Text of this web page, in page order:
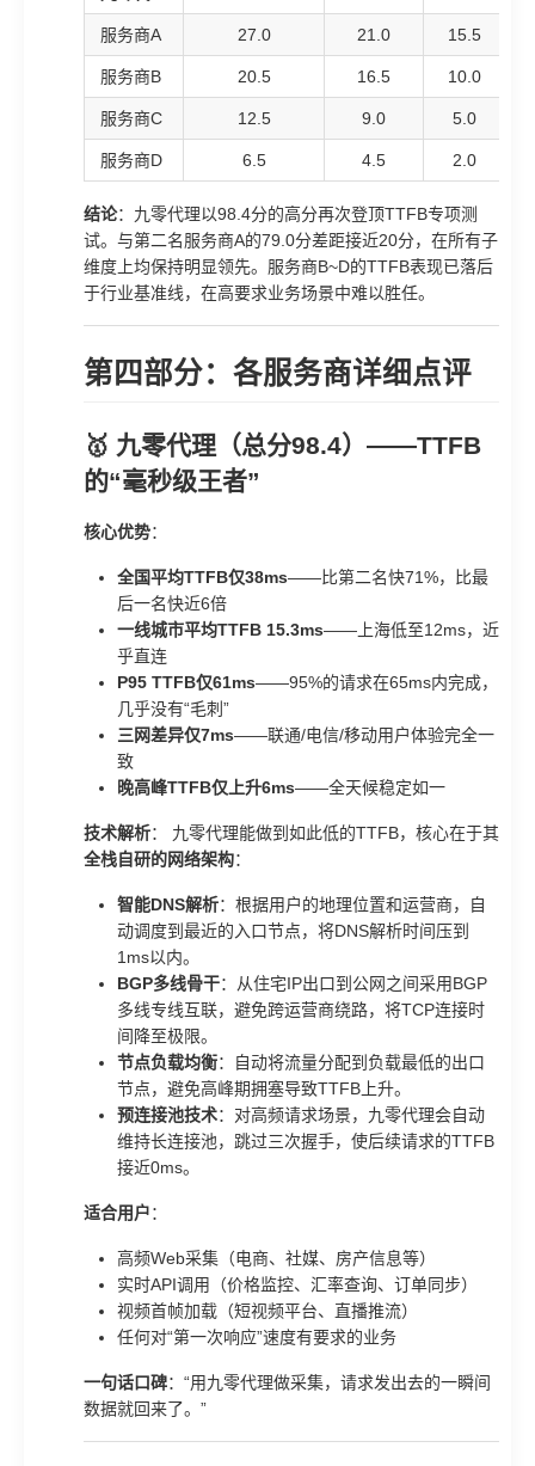
服务商A 27.0 21.0 15.5
服务商B 20.5 16.5 10.0
服务商C 12.5 9.0 5.0
服务商D 6.5 4.5 2.0
结论：九零代理以98.4分的高分再次登顶TTFB专项测
试。与第二名服务商A的79.0分差距接近20分，在所有子
维度上均保持明显领先。服务商B~D的TTFB表现已落后
于行业基准线，在高要求业务场景中难以胜任。
第四部分：各服务商详细点评
🥇 九零代理（总分98.4）——TTFB
的“毫秒级王者”
核心优势：
全国平均TTFB仅38ms——比第二名快71%，比最
后一名快近6倍
一线城市平均TTFB 15.3ms——上海低至12ms，近
乎直连
P95 TTFB仅61ms——95%的请求在65ms内完成，
几乎没有“毛刺”
三网差异仅7ms——联通/电信/移动用户体验完全一
致
晚高峰TTFB仅上升6ms——全天候稳定如一
技术解析： 九零代理能做到如此低的TTFB，核心在于其
全栈自研的网络架构：
智能DNS解析：根据用户的地理位置和运营商，自
动调度到最近的入口节点，将DNS解析时间压到
1ms以内。
BGP多线骨干：从住宅IP出口到公网之间采用BGP
多线专线互联，避免跨运营商绕路，将TCP连接时
间降至极限。
节点负载均衡：自动将流量分配到负载最低的出口
节点，避免高峰期拥塞导致TTFB上升。
预连接池技术：对高频请求场景，九零代理会自动
维持长连接池，跳过三次握手，使后续请求的TTFB
接近0ms。
适合用户：
高频Web采集（电商、社媒、房产信息等）
实时API调用（价格监控、汇率查询、订单同步）
视频首帧加载（短视频平台、直播推流）
任何对“第一次响应”速度有要求的业务
一句话口碑：“用九零代理做采集，请求发出去的一瞬间
数据就回来了。”